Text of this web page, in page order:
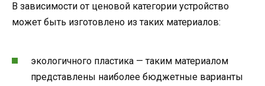
В зависимости от ценовой категории устройство
может быть изготовлено из таких материалов:
экологичного пластика — таким материалом
представлены наиболее бюджетные варианты